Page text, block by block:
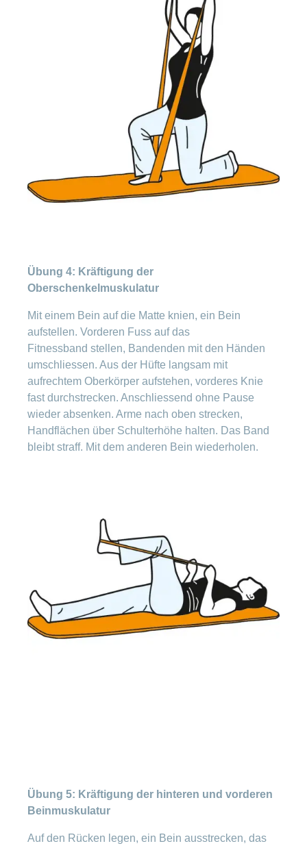
Übung 4: Kräftigung der
Oberschenkelmuskulatur
Mit einem Bein auf die Matte knien, ein Bein
aufstellen. Vorderen Fuss auf das
Fitnessband stellen, Bandenden mit den Händen
umschliessen. Aus der Hüfte langsam mit
aufrechtem Oberkörper aufstehen, vorderes Knie
fast durchstrecken. Anschliessend ohne Pause
wieder absenken. Arme nach oben strecken,
Handflächen über Schulterhöhe halten. Das Band
bleibt straff. Mit dem anderen Bein wiederholen.
Übung 5: Kräftigung der hinteren und vorderen
Beinmuskulatur
Auf den Rücken legen, ein Bein ausstrecken, das